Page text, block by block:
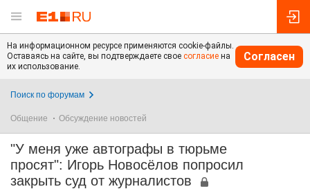
На информационном ресурсе применяются cookie-файлы.
Оставаясь на сайте, вы подтверждаете свое согласие на
их использование.
Согласен
Поиск по форумам
Общение Обсуждение новостей
"У меня уже автографы в тюрьме
просят": Игорь Новосёлов попросил
закрыть суд от журналистов